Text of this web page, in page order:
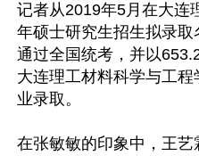
记者从2019年5月在大连
年硕士研究生招生拟录取
通过全国统考，并以
大连理工材料科学与工
业录取。
在张敏敏的印象中，王